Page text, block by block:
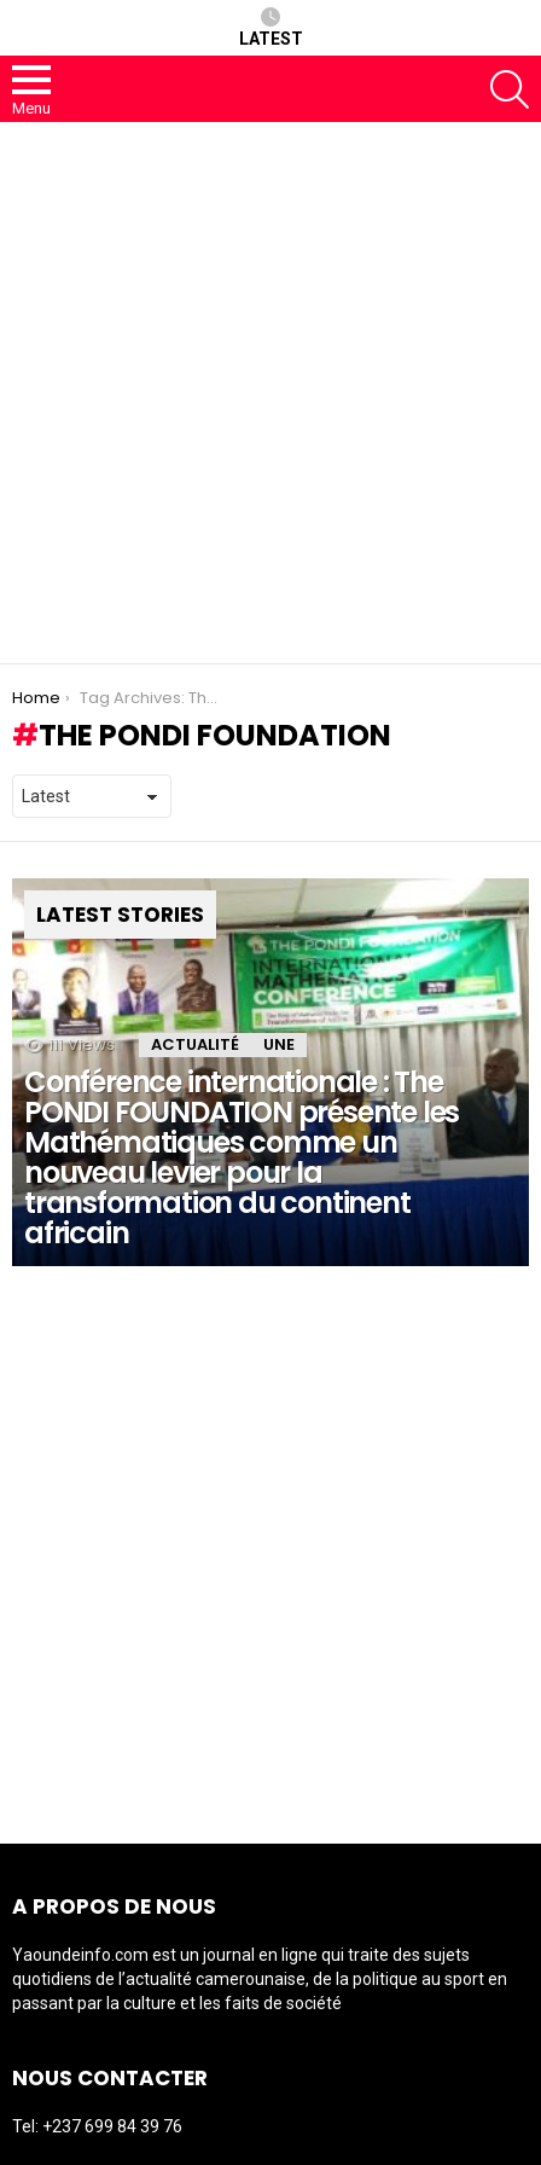
LATEST
Menu
You are here:
Home Tag Archives: The PONDI FOUNDATION
THE PONDI FOUNDATION
LATEST STORIES
111 Views ACTUALITÉ UNE
Conférence internationale : The
PONDI FOUNDATION présente les
Mathématiques comme un
nouveau levier pour la
transformation du continent
africain
A PROPOS DE NOUS
Yaoundeinfo.com est un journal en ligne qui traite des sujets
quotidiens de l’actualité camerounaise, de la politique au sport en
passant par la culture et les faits de société
NOUS CONTACTER
Tel: +237 699 84 39 76